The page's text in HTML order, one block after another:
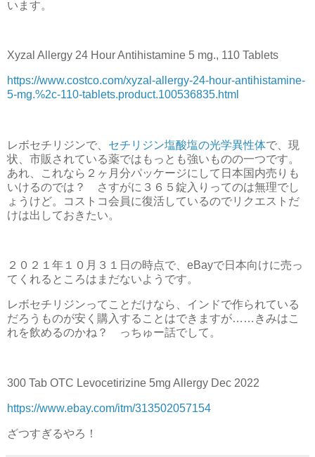
います。
Xyzal Allergy 24 Hour Antihistamine 5 mg., 110 Tablets
https://www.costco.com/xyzal-allergy-24-hour-antihistamine-
5-mg.%2c-110-tablets.product.100536835.html
レボセチリジンで、 セチリジン塩酸塩の光学異性体で、現
状、市販されている薬ではもっとも強いものの一つです。
あれ、これなら２ヶ月分パッケージにして日本国内売りも
いけるのでは？ さすがに３６５錠入りってのは無理でし
ょうけど。コストコ会員に復活しているのでリクエストだ
けは出しておきたい。
２０２１年１０月３１日の時点で、eBayで日本向けに売っ
てくれるところはまだないようです。
レボセチリジンってことだけなら、インドで作られている
だろうものが安く購入することはできますが……きみはこ
れを飲めるのかね？ っちゅー話でして。
300 Tab OTC Levocetirizine 5mg Allergy Dec 2022
https://www.ebay.com/itm/313502057154
ざつすぎるやろ！